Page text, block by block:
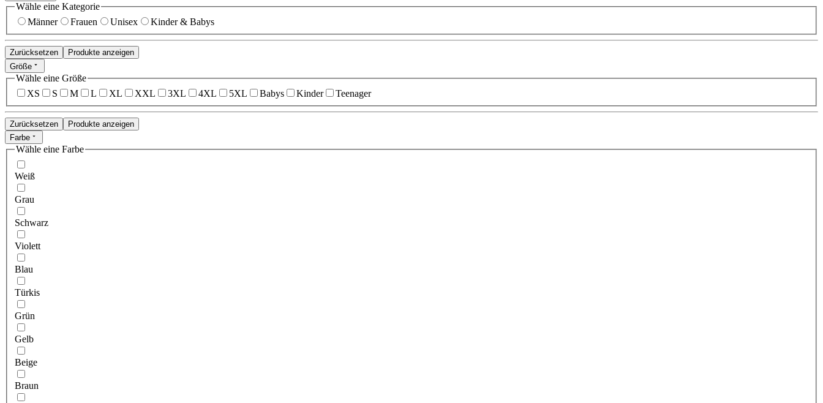
Wähle eine Kategorie
Männer
Frauen Unisex Kinder & Babys
Zurücksetzen
Produkte anzeigen
Größe
Wähle eine Größe
XS
S M L XL XXL 3XL 4XL 5XL Babys Kinder Teenager
Zurücksetzen
Produkte anzeigen
Farbe
Wähle eine Farbe
Weiß
Grau
Schwarz
Violett
Blau
Türkis
Grün
Gelb
Beige
Braun